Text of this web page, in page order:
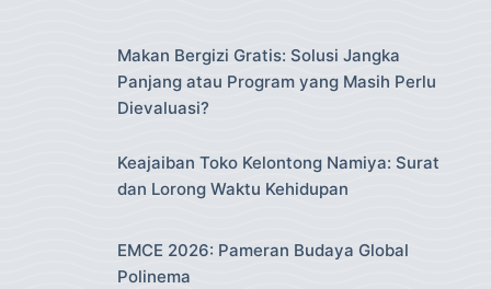
Makan Bergizi Gratis: Solusi Jangka
Panjang atau Program yang Masih Perlu
Dievaluasi?
Keajaiban Toko Kelontong Namiya: Surat
dan Lorong Waktu Kehidupan
EMCE 2026: Pameran Budaya Global
Polinema